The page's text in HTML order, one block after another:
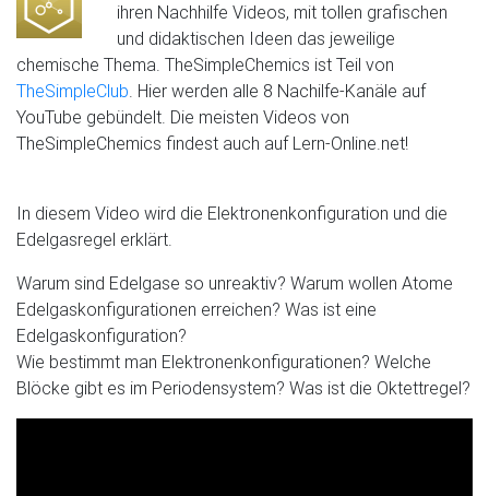
ihren Nachhilfe Videos, mit tollen grafischen
und didaktischen Ideen das jeweilige
chemische Thema. TheSimpleChemics ist Teil von
TheSimpleClub. Hier werden alle 8 Nachilfe-Kanäle auf
YouTube gebündelt. Die meisten Videos von
TheSimpleChemics findest auch auf Lern-Online.net!
In diesem Video wird die Elektronenkonfiguration und die
Edelgasregel erklärt.
Warum sind Edelgase so unreaktiv? Warum wollen Atome
Edelgaskonfigurationen erreichen? Was ist eine
Edelgaskonfiguration?
Wie bestimmt man Elektronenkonfigurationen? Welche
Blöcke gibt es im Periodensystem? Was ist die Oktettregel?